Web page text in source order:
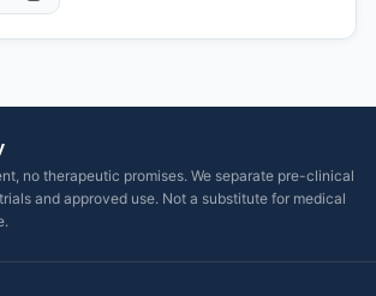
no therapeutic promises. We separate pre-clinical
and approved use. Not a substitute for medical